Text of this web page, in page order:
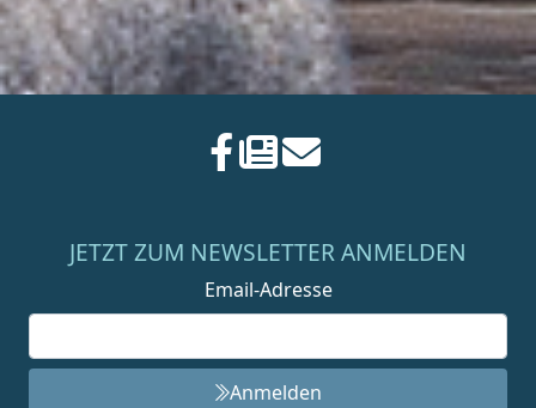
JETZT ZUM NEWSLETTER ANMELDEN
Email-Adresse
Anmelden